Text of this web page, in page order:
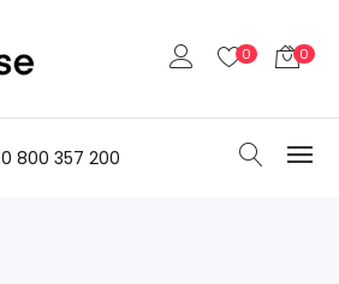
0 0
0 800 357 200